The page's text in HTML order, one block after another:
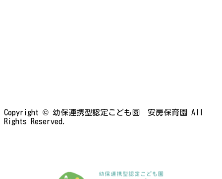
Copyright © 幼保連携型認定こども園 安房保育園 All
Rights Reserved.